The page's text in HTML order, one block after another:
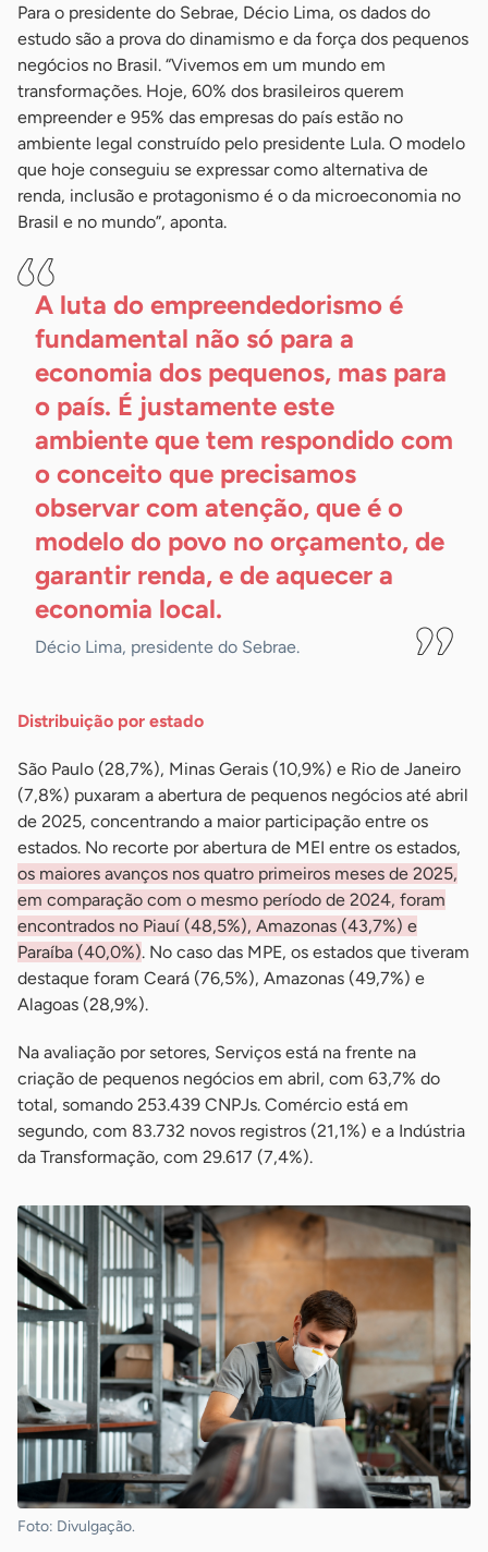
Para o presidente do Sebrae, Décio Lima, os dados do
estudo são a prova do dinamismo e da força dos pequenos
negócios no Brasil. “Vivemos em um mundo em
transformações. Hoje, 60% dos brasileiros querem
empreender e 95% das empresas do país estão no
ambiente legal construído pelo presidente Lula. O modelo
que hoje conseguiu se expressar como alternativa de
renda, inclusão e protagonismo é o da microeconomia no
Brasil e no mundo”, aponta.
A luta do empreendedorismo é
fundamental não só para a
economia dos pequenos, mas para
o país. É justamente este
ambiente que tem respondido com
o conceito que precisamos
observar com atenção, que é o
modelo do povo no orçamento, de
garantir renda, e de aquecer a
economia local.
Décio Lima, presidente do Sebrae.
Distribuição por estado
São Paulo (28,7%), Minas Gerais (10,9%) e Rio de Janeiro
(7,8%) puxaram a abertura de pequenos negócios até abril
de 2025, concentrando a maior participação entre os
estados. No recorte por abertura de MEI entre os estados,
os maiores avanços nos quatro primeiros meses de 2025,
em comparação com o mesmo período de 2024, foram
encontrados no Piauí (48,5%), Amazonas (43,7%) e
Paraíba (40,0%). No caso das MPE, os estados que tiveram
destaque foram Ceará (76,5%), Amazonas (49,7%) e
Alagoas (28,9%).
Na avaliação por setores, Serviços está na frente na
criação de pequenos negócios em abril, com 63,7% do
total, somando 253.439 CNPJs. Comércio está em
segundo, com 83.732 novos registros (21,1%) e a Indústria
da Transformação, com 29.617 (7,4%).
Foto: Divulgação.